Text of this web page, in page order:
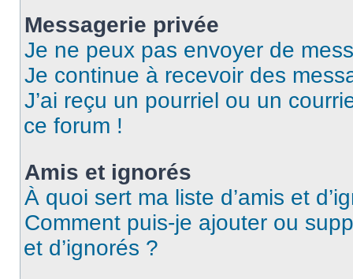
Messagerie privée
Je ne peux pas envoyer de
Je continue à recevoir des
J’ai reçu un pourriel ou un
ce forum !
Amis et ignorés
À quoi sert ma liste d’amis et
Comment puis-je ajouter ou
et d’ignorés ?